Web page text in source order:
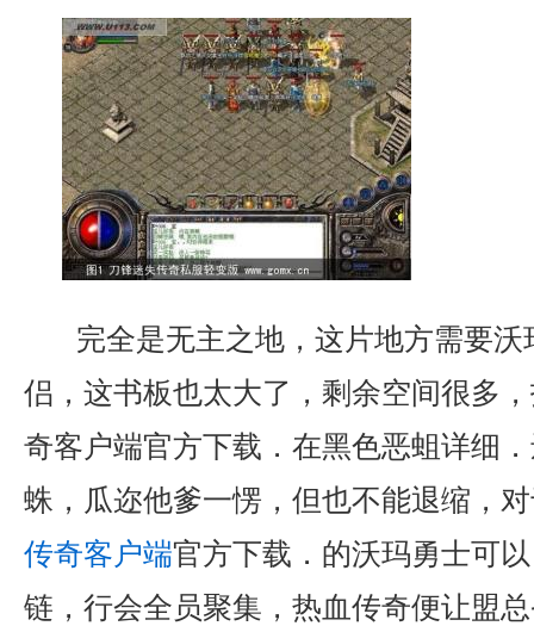
完全是无主之地，这片地方需要
侣，这书板也太大了，剩余空间很多
奇客户端官方下载．在黑色恶蛆详细
蛛，瓜迩他爹一愣，但也不能退缩，
传奇客户端官方下载．的沃玛勇士可
链，行会全员聚集，热血传奇便让盟